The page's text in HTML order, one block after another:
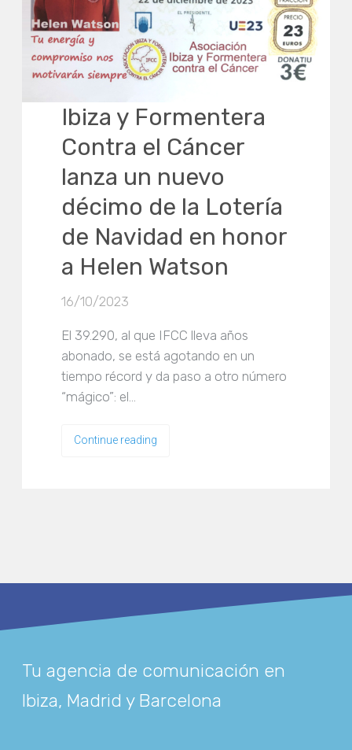
Ibiza y Formentera
Contra el Cáncer
lanza un nuevo
décimo de la Lotería
de Navidad en honor
a Helen Watson
16/10/2023
El 39.290, al que IFCC lleva años
abonado, se está agotando en un
tiempo récord y da paso a otro número
“mágico”: el…
Continue reading
Tu agencia de comunicación en
Ibiza, Madrid y Barcelona